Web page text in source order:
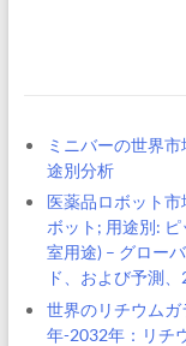
ミニバーの世界
途別分析
医薬品ロボット
ボット; 用途別:
室用途) – グロー
ド、および予測
世界のリチウム
年-2032年：リチ